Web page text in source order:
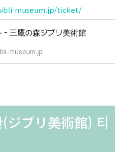
museum.jp/ticket/
- 三鷹の森ジブリ美術館
museum.jp
(ジブリ美術館) 티